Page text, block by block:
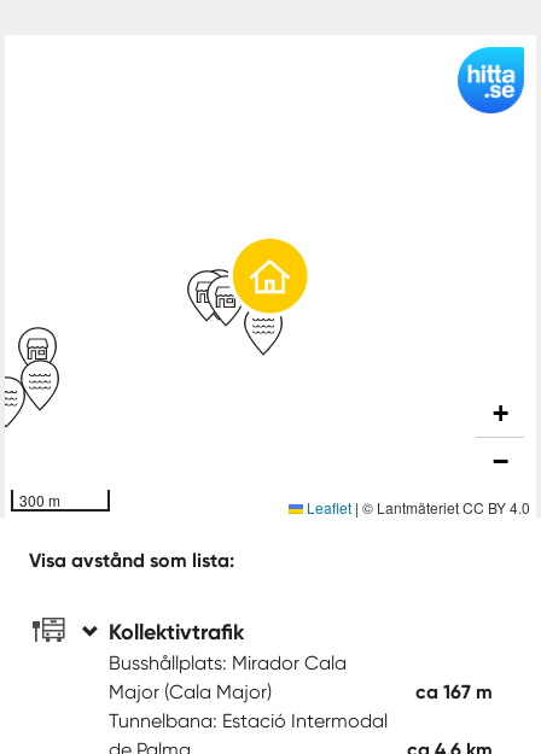
• Boyta: 90 m² plus parkering, förråd, terrass och pool
• Fullt möblerad (inomhus och utomhus)
• Privat garage med laddning av elbilar
• Luftkonditionering och golvvärme
• Förberedelse för smarta hem
• ​​Säkerhets- och brandlarmssystem
300 m
+
−
Leaflet | © Lantmäteriet CC BY 4.0
Visa avstånd som lista:
Kollektivtrafik
Busshållplats: Mirador Cala
Major (Cala Major)
ca 167 m
Tunnelbana: Estació Intermodal
de Palma
ca 4,6 km